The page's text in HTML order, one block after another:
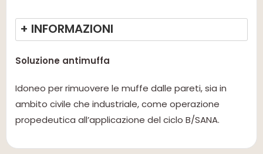
+ INFORMAZIONI
Soluzione antimuffa
Idoneo per rimuovere le muffe dalle pareti, sia in
ambito civile che industriale, come operazione
propedeutica all’applicazione del ciclo B/SANA.